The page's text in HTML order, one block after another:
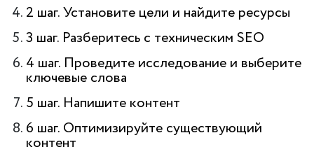
2 шаг. Установите цели и найдите ресурсы
3 шаг. Разберитесь с техническим SEO
4 шаг. Проведите исследование и выберите
ключевые слова
5 шаг. Напишите контент
6 шаг. Оптимизируйте существующий
контент